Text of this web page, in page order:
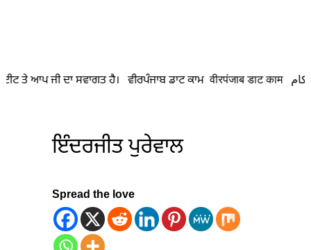
ਇੰਦਰਜੀਤ ਪੁਰੇਵਾਲ
Spread the love